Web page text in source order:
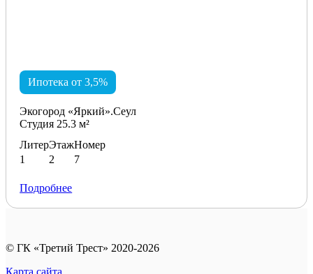
Ипотека от 3,5%
Экогород «Яркий».Сеул
Студия 25.3 м²
Литер
1
Этаж
2
Номер
7
Подробнее
© ГК «Третий Трест» 2020-2026